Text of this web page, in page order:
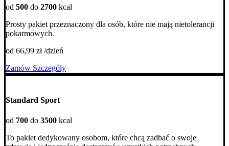
od 500 do 2700 kcal
Prosty pakiet przeznaczony dla osób, które nie mają nietolerancji
pokarmowych.
od 66,99 zł /dzień
Zamów Szczegóły
Standard Sport
od 700 do 3500 kcal
To pakiet dedykowany osobom, które chcą zadbać o swoje